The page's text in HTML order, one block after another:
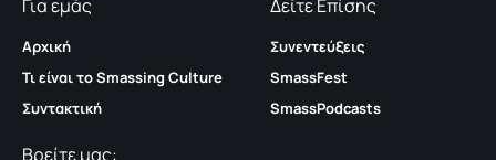
Για εμάς
Αρχική
Τι είναι το Smassing Culture
Συντακτική
Δείτε Επίσης
Συνεντεύξεις
SmassFest
SmassPodcasts
Βρείτε μας: